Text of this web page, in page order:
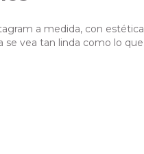
a medida, con estética
se vea tan linda como lo que